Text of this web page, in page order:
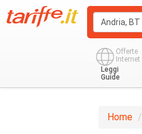
Offerte
Internet
Leggi
Guide
Home